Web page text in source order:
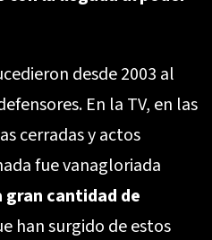
desde 2003 al
En la TV, en las
cerradas y actos
fue vanagloriada
gran cantidad de
han surgido de estos